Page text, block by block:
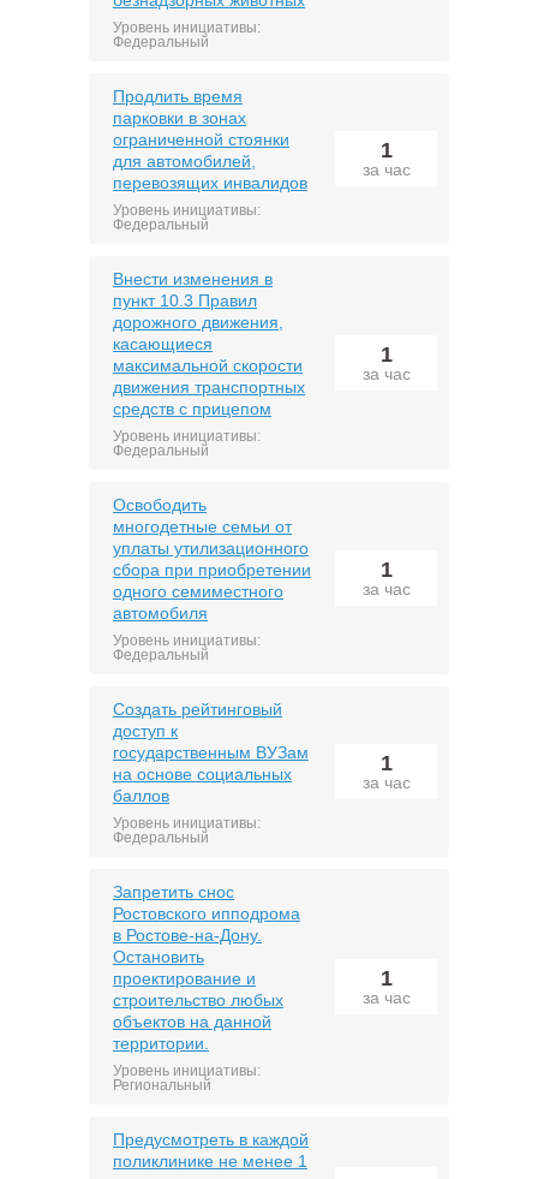
Уровень инициативы:
Федеральный
1
за час
Продлить время
парковки в зонах
ограниченной стоянки
для автомобилей,
перевозящих инвалидов
Уровень инициативы:
Федеральный
1
за час
Внести изменения в
пункт 10.3 Правил
дорожного движения,
касающиеся
максимальной скорости
движения транспортных
средств с прицепом
Уровень инициативы:
Федеральный
1
за час
Освободить
многодетные семьи от
уплаты утилизационного
сбора при приобретении
одного семиместного
автомобиля
Уровень инициативы:
Федеральный
1
за час
Создать рейтинговый
доступ к
государственным ВУЗам
на основе социальных
баллов
Уровень инициативы:
Федеральный
1
за час
Запретить снос
Ростовского ипподрома
в Ростове-на-Дону.
Остановить
проектирование и
строительство любых
объектов на данной
территории.
Уровень инициативы:
Региональный
Предусмотреть в каждой
поликлинике не менее 1